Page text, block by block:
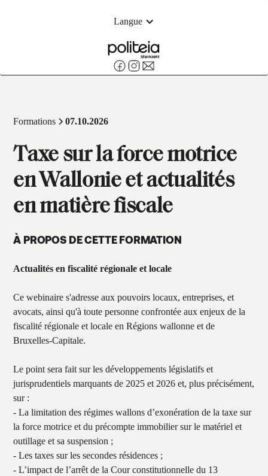
Langue
Formations 07.10.2026
Taxe sur la force motrice
en Wallonie et actualités
en matière fiscale
À PROPOS DE CETTE FORMATION
Actualités en fiscalité régionale et locale
Ce webinaire s'adresse aux pouvoirs locaux, entreprises, et
avocats, ainsi qu'à toute personne confrontée aux enjeux de la
fiscalité régionale et locale en Régions wallonne et de
Bruxelles-Capitale.
Le point sera fait sur les développements législatifs et
jurisprudentiels marquants de 2025 et 2026 et, plus précisément,
sur :
- La limitation des régimes wallons d’exonération de la taxe sur
la force motrice et du précompte immobilier sur le matériel et
outillage et sa suspension ;
- Les taxes sur les secondes résidences ;
- L’impact de l’arrêt de la Cour constitutionnelle du 13